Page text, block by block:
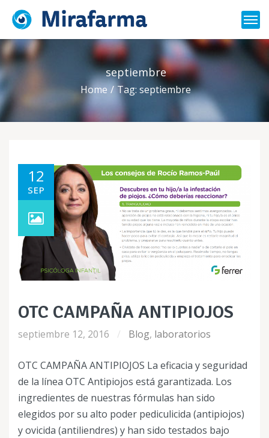
septiembre
Home Tag: septiembre
12
SEP
OTC CAMPAÑA ANTIPIOJOS
septiembre 12, 2016 Blog, laboratorios
OTC CAMPAÑA ANTIPIOJOS La eficacia y seguridad
de la línea OTC Antipiojos está garantizada. Los
ingredientes de nuestras fórmulas han sido
elegidos por su alto poder pediculicida (antipiojos)
y ovicida (antiliendres) y han sido testados bajo